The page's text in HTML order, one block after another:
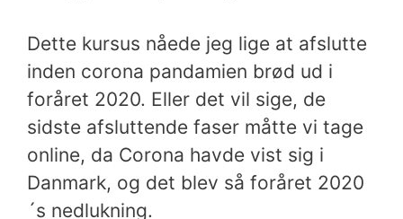
Dette kursus nåede jeg lige at afslutte
inden corona pandamien brød ud i
foråret 2020. Eller det vil sige, de
sidste afsluttende faser måtte vi tage
online, da Corona havde vist sig i
Danmark, og det blev så foråret 2020
´s nedlukning.